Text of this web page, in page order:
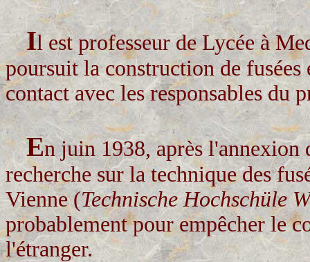
Il est professeur de Lycée à
poursuit la construction de
contact avec les responsables du
En juin 1938, après
recherche sur la technique des
Vienne (Technische Hochschüle
probablement pour empêcher le
l'étranger.